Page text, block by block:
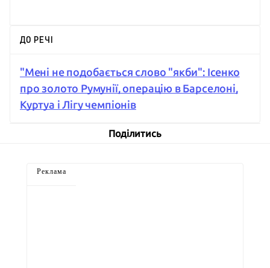
ДО РЕЧІ
"Мені не подобається слово "якби": Ісенко
про золото Румунії, операцію в Барселоні,
Куртуа і Лігу чемпіонів
Поділитись
Реклама